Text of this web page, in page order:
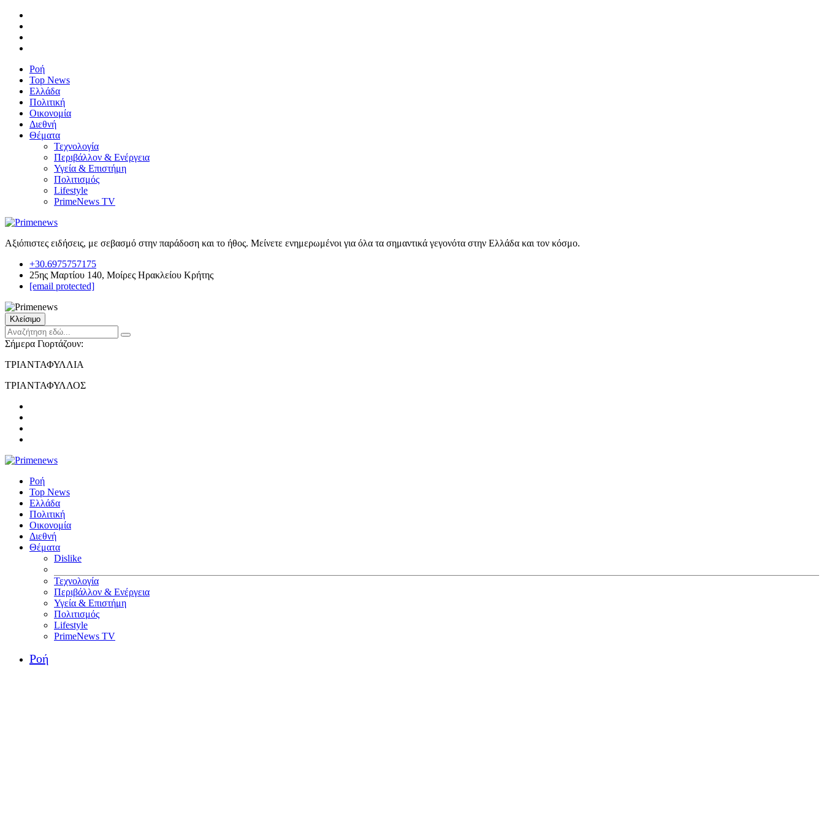
Ροή
Top News
Ελλάδα
Πολιτική
Οικονομία
Διεθνή
Θέματα
Τεχνολογία
Περιβάλλον & Ενέργεια
Υγεία & Επιστήμη
Πολιτισμός
Lifestyle
PrimeNews TV
Αξιόπιστες ειδήσεις, με σεβασμό στην παράδοση και το ήθος. Μείνετε ενημερωμένοι για όλα τα σημαντικά γεγονότα στην Ελλάδα και τον κόσμο.
+30.6975757175
25ης Μαρτίου 140, Μοίρες Ηρακλείου Κρήτης
[email protected]
Κλείσιμο
Σήμερα Γιορτάζουν:
ΤΡΙΑΝΤΑΦΥΛΛΙΑ
ΤΡΙΑΝΤΑΦΥΛΛΟΣ
Ροή
Top News
Ελλάδα
Πολιτική
Οικονομία
Διεθνή
Θέματα
Dislike
Τεχνολογία
Περιβάλλον & Ενέργεια
Υγεία & Επιστήμη
Πολιτισμός
Lifestyle
PrimeNews TV
Ροή